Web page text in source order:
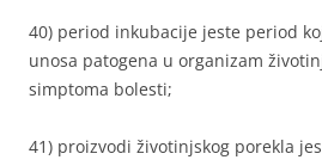
40) period inkubacije jeste period
unosa patogena u organizam
simptoma bolesti;
41) proizvodi životinjskog porekla